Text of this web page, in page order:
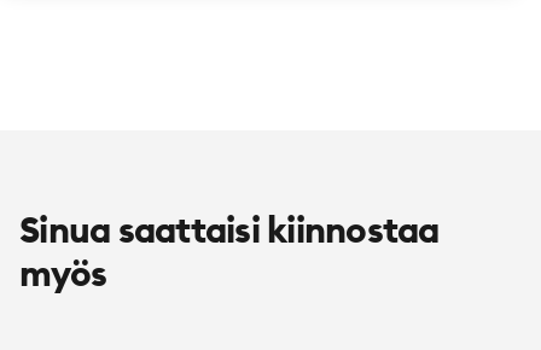
Sinua saattaisi kiinnostaa
myös